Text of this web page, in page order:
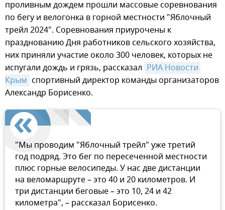
проливным дождем прошли массовые соревнования
по бегу и велогонка в горной местности "Яблочный
трейл 2024". Соревнования приурочены к
празднованию Дня работников сельского хозяйства,
них приняли участие около 300 человек, которых не
испугали дождь и грязь, рассказал РИА Новости
Крым спортивный директор команды организаторов
Александр Борисенко.
"Мы проводим "Яблочный трейл" уже третий
год подряд. Это бег по пересеченной местности
плюс горные велосипеды. У нас две дистанции
на веломаршруте – это 40 и 20 километров. И
три дистанции беговые – это 10, 24 и 42
километра", – рассказал Борисенко.